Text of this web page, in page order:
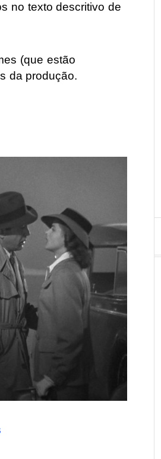
no texto descritivo de
(que estão
da produção.